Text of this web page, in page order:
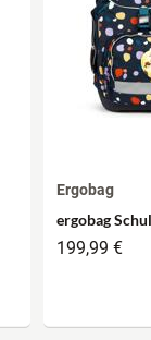
Ergobag
ergobag
199,99 €